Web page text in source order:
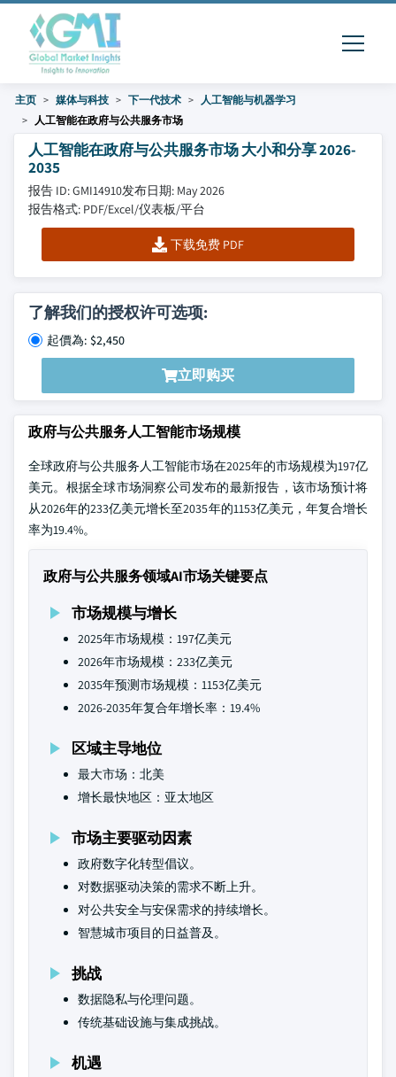
主页 媒体与科技 下一代技术
人工智能与机器学习
人工智能在政府与公共服务市场
人工智能在政府与公共服务市场 大小和分享 2026-
2035
报告 ID: GMI14910发布日期: May 2026
报告格式: PDF/Excel/仪表板/平台
下载免费 PDF
了解我们的授权许可选项:
起價為: $2,450
立即购买
政府与公共服务人工智能市场规模
全球政府与公共服务人工智能市场在2025年的市场规模为197亿
美元。根据全球市场洞察公司发布的最新报告，该市场预计将
从2026年的233亿美元增长至2035年的1153亿美元，年复合增长
率为19.4%。
政府与公共服务领域AI市场关键要点
市场规模与增长
2025年市场规模：197亿美元
2026年市场规模：233亿美元
2035年预测市场规模：1153亿美元
2026-2035年复合年增长率：19.4%
区域主导地位
最大市场：北美
增长最快地区：亚太地区
市场主要驱动因素
政府数字化转型倡议。
对数据驱动决策的需求不断上升。
对公共安全与安保需求的持续增长。
智慧城市项目的日益普及。
挑战
数据隐私与伦理问题。
传统基础设施与集成挑战。
机遇